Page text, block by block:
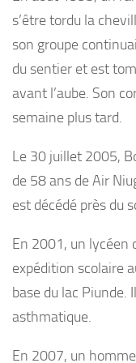
s’être tordu la
son groupe
du sentier et est
avant l’aube. Son
semaine plus tard.
Le 30 juillet 2005,
de 58 ans de Air
est décédé près du
En 2001, un lycéen
expédition scolaire
base du lac Piunde.
asthmatique.
En 2007, un